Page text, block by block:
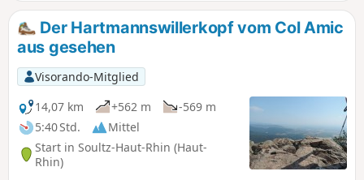
Col Amic. Der Rückweg nach Sainte-Anne
führt an der Schutzhütte Holzwasen.
Der Hartmannswillerkopf vom Col Amic
aus gesehen
Visorando-Mitglied
14,07 km
+562 m
-569 m
5:40 Std.
Mittel
Start in Soultz-Haut-Rhin (Haut-
Rhin)